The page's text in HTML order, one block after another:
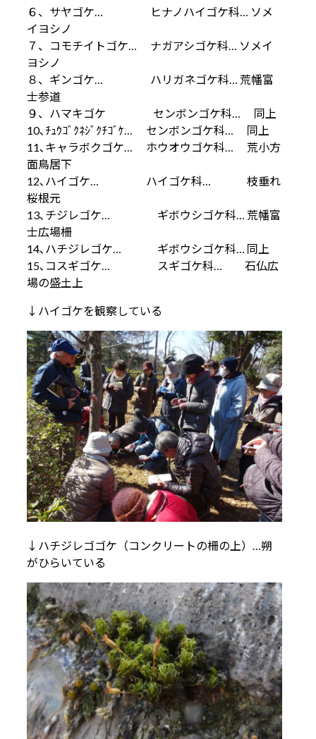
６、サヤゴケ… ヒナノハイゴケ科… ソメ
イヨシノ
７、コモチイトゴケ… ナガアシゴケ科… ソメイ
ヨシノ
８、ギンゴケ… ハリガネゴケ科… 荒幡富
士参道
９、ハマキゴケ センボンゴケ科… 同上
10､ﾁｭｳｺﾞｸﾈｼﾞｸﾁｺﾞｹ… センボンゴケ科… 同上
11､キャラボクゴケ… ホウオウゴケ科… 荒小方
面鳥居下
12､ハイゴケ… ハイゴケ科… 枝垂れ
桜根元
13､チジレゴケ… ギボウシゴケ科… 荒幡富
士広場柵
14､ハチジレゴケ… ギボウシゴケ科… 同上
15､コスギゴケ… スギゴケ科… 石仏広
場の盛土上
↓ハイゴケを観察している
↓ハチジレゴゴケ（コンクリートの柵の上）…朔
がひらいている